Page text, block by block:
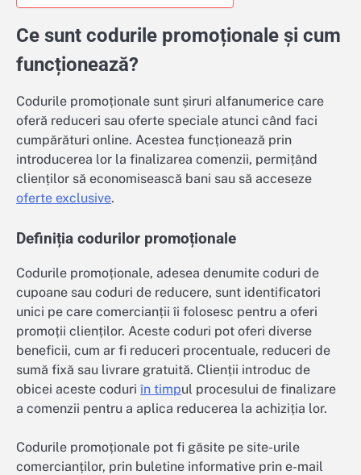
Ce sunt codurile promoționale și cum
funcționează?
Codurile promoționale sunt șiruri alfanumerice care
oferă reduceri sau oferte speciale atunci când faci
cumpărături online. Acestea funcționează prin
introducerea lor la finalizarea comenzii, permițând
clienților să economisească bani sau să acceseze
oferte exclusive.
Definiția codurilor promoționale
Codurile promoționale, adesea denumite coduri de
cupoane sau coduri de reducere, sunt identificatori
unici pe care comercianții îi folosesc pentru a oferi
promoții clienților. Aceste coduri pot oferi diverse
beneficii, cum ar fi reduceri procentuale, reduceri de
sumă fixă sau livrare gratuită. Clienții introduc de
obicei aceste coduriîn timpul procesului de finalizare
a comenzii pentru a aplica reducerea la achiziția lor.
Codurile promoționale pot fi găsite pe site-urile
comercianților, prin buletine informative prin e-mail